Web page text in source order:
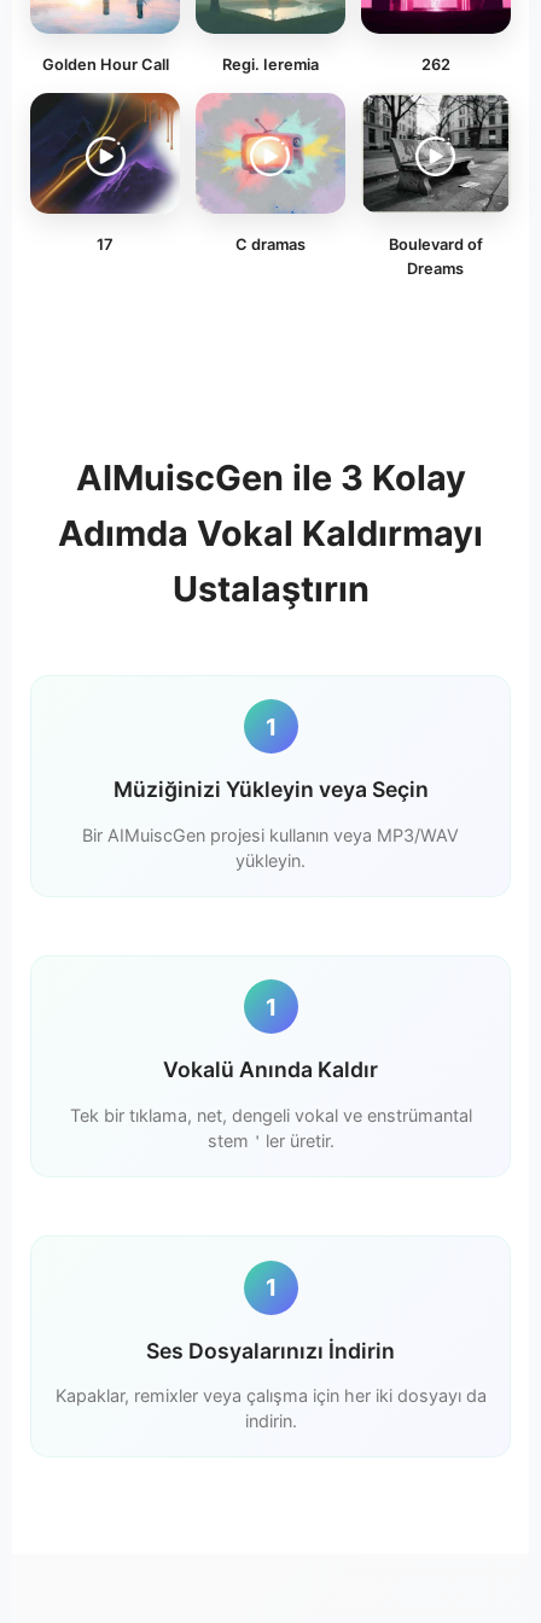
Golden Hour Call Regi. Ieremia 262
17 C dramas
Boulevard of
Dreams
AIMuiscGen ile 3 Kolay
Adımda Vokal Kaldırmayı
Ustalaştırın
1
Müziğinizi Yükleyin veya Seçin
Bir AIMuiscGen projesi kullanın veya MP3/WAV
yükleyin.
1
Vokalü Anında Kaldır
Tek bir tıklama, net, dengeli vokal ve enstrümantal
stem＇ler üretir.
1
Ses Dosyalarınızı İndirin
Kapaklar, remixler veya çalışma için her iki dosyayı da
indirin.